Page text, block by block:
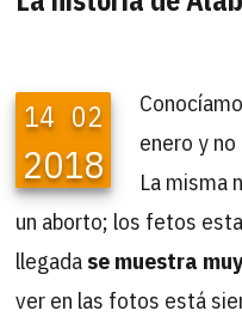
14 02
2018
enero y
La misma
un aborto; los fetos
llegadase muestra
ver en las fotos está